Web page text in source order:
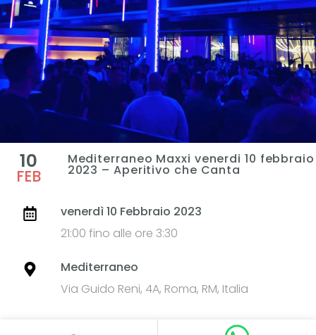
10
FEB
Mediterraneo Maxxi venerdi 10 febbraio
2023 – Aperitivo che Canta
venerdì 10 Febbraio 2023
21:00 fino alle ore 3:30
Mediterraneo
Via Guido Reni, 4A, Roma, RM, Italia